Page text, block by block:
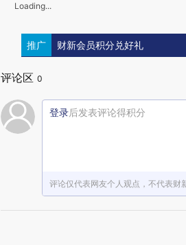
Loading...
推广 财新会员积分兑好礼
评论区 0
登录后发表评论得积分
评论仅代表网友个人观点，不代表财